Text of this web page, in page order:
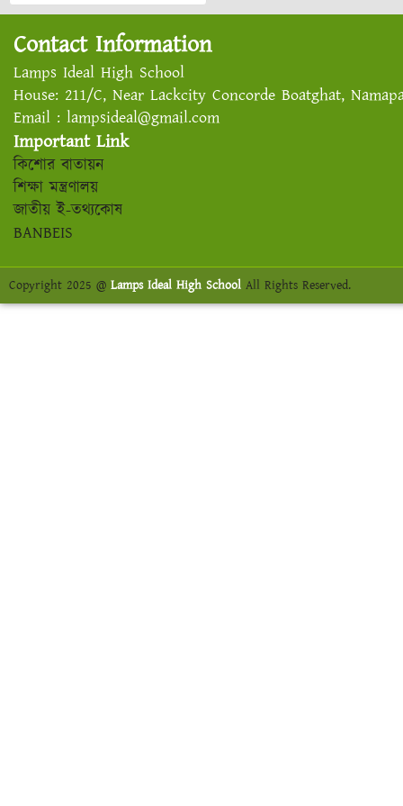
Contact Information
Lamps Ideal High School
House: 211/C, Near Lackcity Concorde Boatghat,
Email : lampsideal@gmail.com
Important Link
কিশোর বাতায়ন
শিক্ষা মন্ত্রণালয়
জাতীয় ই-তথ্যকোষ
BANBEIS
Copyright 2025 @ Lamps Ideal High School All Rights Reserved.